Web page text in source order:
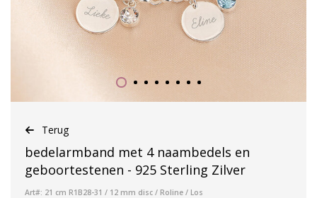
Terug
bedelarmband met 4 naambedels en
geboortestenen - 925 Sterling Zilver
Art#: 21 cm R1B28-31 / 12 mm disc / Roline / Los